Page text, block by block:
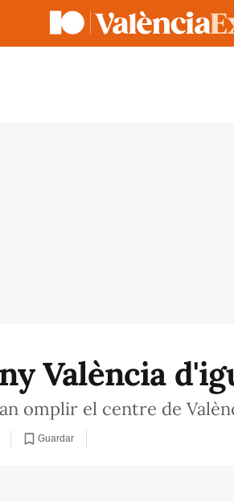
València
omplir el centre de
Guardar